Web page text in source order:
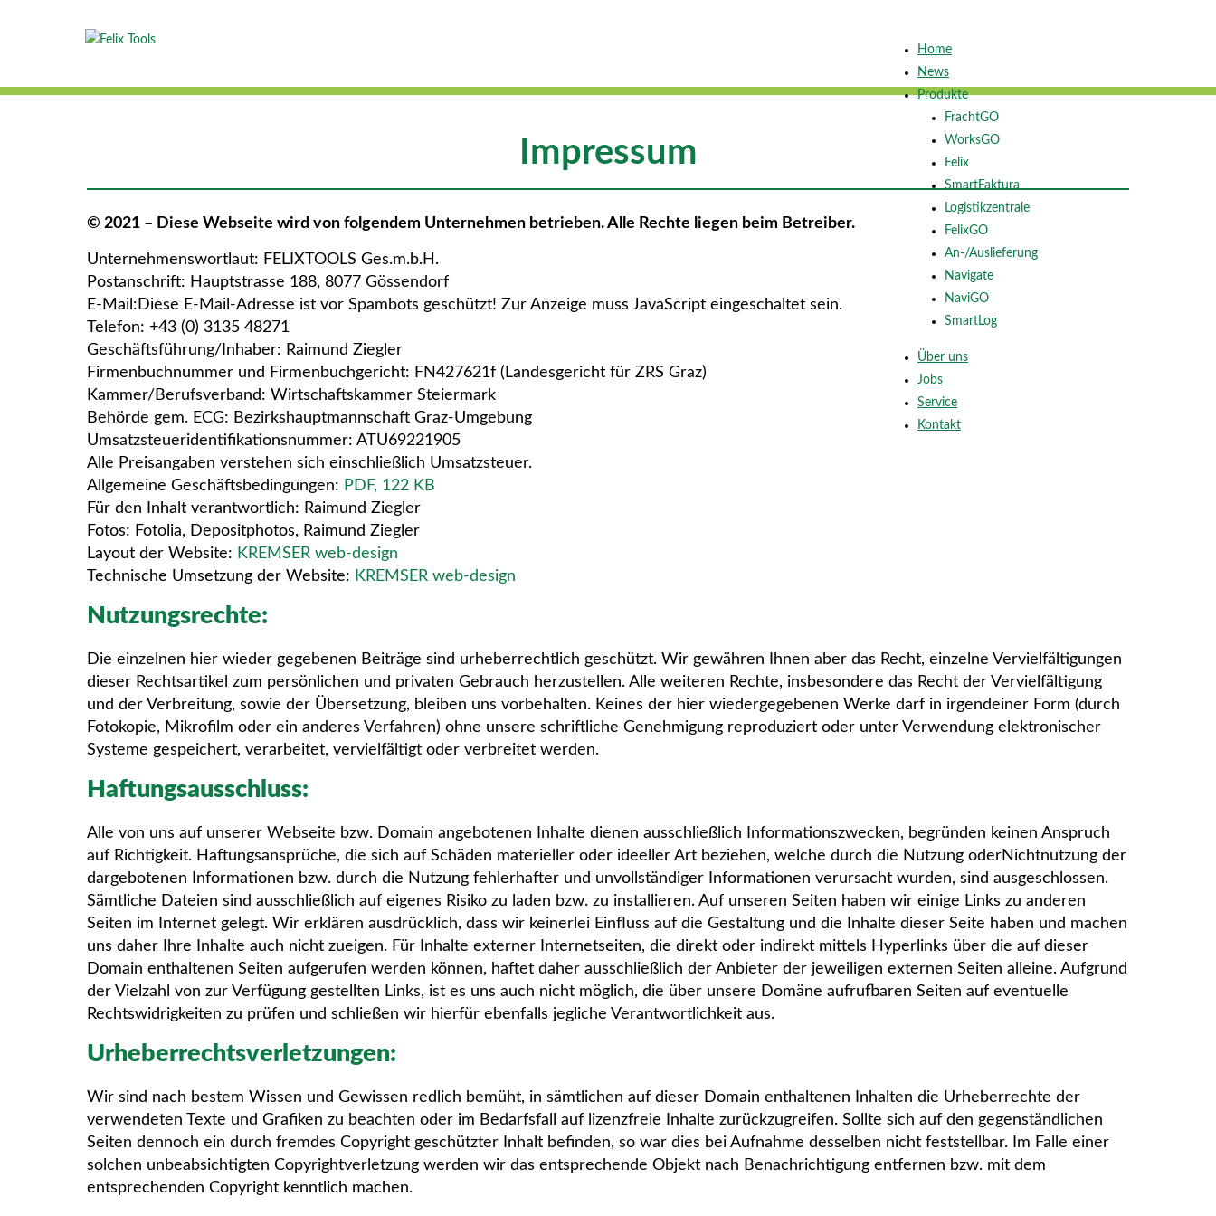
Home
News
Produkte
FrachtGO
WorksGO
Felix
SmartFaktura
Logistikzentrale
FelixGO
An-/Auslieferung
Navigate
NaviGO
SmartLog
Über uns
Jobs
Service
Kontakt
Impressum
© 2021 – Diese Webseite wird von folgendem Unternehmen betrieben. Alle Rechte liegen beim Betreiber.
Unternehmenswortlaut: FELIXTOOLS Ges.m.b.H.
Postanschrift: Hauptstrasse 188, 8077 Gössendorf
E-Mail: Diese E-Mail-Adresse ist vor Spambots geschützt! Zur Anzeige muss JavaScript eingeschaltet sein.
Telefon: +43 (0) 3135 48271
Geschäftsführung/Inhaber: Raimund Ziegler
Firmenbuchnummer und Firmenbuchgericht: FN427621f (Landesgericht für ZRS Graz)
Kammer/Berufsverband: Wirtschaftskammer Steiermark
Behörde gem. ECG: Bezirkshauptmannschaft Graz-Umgebung
Umsatzsteueridentifikationsnummer: ATU69221905
Alle Preisangaben verstehen sich einschließlich Umsatzsteuer.
Allgemeine Geschäftsbedingungen: PDF, 122 KB
Für den Inhalt verantwortlich: Raimund Ziegler
Fotos: Fotolia, Depositphotos, Raimund Ziegler
Layout der Website: KREMSER web-design
Technische Umsetzung der Website: KREMSER web-design
Nutzungsrechte:
Die einzelnen hier wieder gegebenen Beiträge sind urheberrechtlich geschützt. Wir gewähren Ihnen aber das Recht, einzelne Vervielfältigungen
dieser Rechtsartikel zum persönlichen und privaten Gebrauch herzustellen. Alle weiteren Rechte, insbesondere das Recht der Vervielfältigung
und der Verbreitung, sowie der Übersetzung, bleiben uns vorbehalten. Keines der hier wiedergegebenen Werke darf in irgendeiner Form (durch
Fotokopie, Mikrofilm oder ein anderes Verfahren) ohne unsere schriftliche Genehmigung reproduziert oder unter Verwendung elektronischer
Systeme gespeichert, verarbeitet, vervielfältigt oder verbreitet werden.
Haftungsausschluss:
Alle von uns auf unserer Webseite bzw. Domain angebotenen Inhalte dienen ausschließlich Informationszwecken, begründen keinen Anspruch
auf Richtigkeit. Haftungsansprüche, die sich auf Schäden materieller oder ideeller Art beziehen, welche durch die Nutzung oderNichtnutzung der
dargebotenen Informationen bzw. durch die Nutzung fehlerhafter und unvollständiger Informationen verursacht wurden, sind ausgeschlossen.
Sämtliche Dateien sind ausschließlich auf eigenes Risiko zu laden bzw. zu installieren. Auf unseren Seiten haben wir einige Links zu anderen
Seiten im Internet gelegt. Wir erklären ausdrücklich, dass wir keinerlei Einfluss auf die Gestaltung und die Inhalte dieser Seite haben und machen
uns daher Ihre Inhalte auch nicht zueigen. Für Inhalte externer Internetseiten, die direkt oder indirekt mittels Hyperlinks über die auf dieser
Domain enthaltenen Seiten aufgerufen werden können, haftet daher ausschließlich der Anbieter der jeweiligen externen Seiten alleine. Aufgrund
der Vielzahl von zur Verfügung gestellten Links, ist es uns auch nicht möglich, die über unsere Domäne aufrufbaren Seiten auf eventuelle
Rechtswidrigkeiten zu prüfen und schließen wir hierfür ebenfalls jegliche Verantwortlichkeit aus.
Urheberrechtsverletzungen:
Wir sind nach bestem Wissen und Gewissen redlich bemüht, in sämtlichen auf dieser Domain enthaltenen Inhalten die Urheberrechte der
verwendeten Texte und Grafiken zu beachten oder im Bedarfsfall auf lizenzfreie Inhalte zurückzugreifen. Sollte sich auf den gegenständlichen
Seiten dennoch ein durch fremdes Copyright geschützter Inhalt befinden, so war dies bei Aufnahme desselben nicht feststellbar. Im Falle einer
solchen unbeabsichtigten Copyrightverletzung werden wir das entsprechende Objekt nach Benachrichtigung entfernen bzw. mit dem
entsprechenden Copyright kenntlich machen.